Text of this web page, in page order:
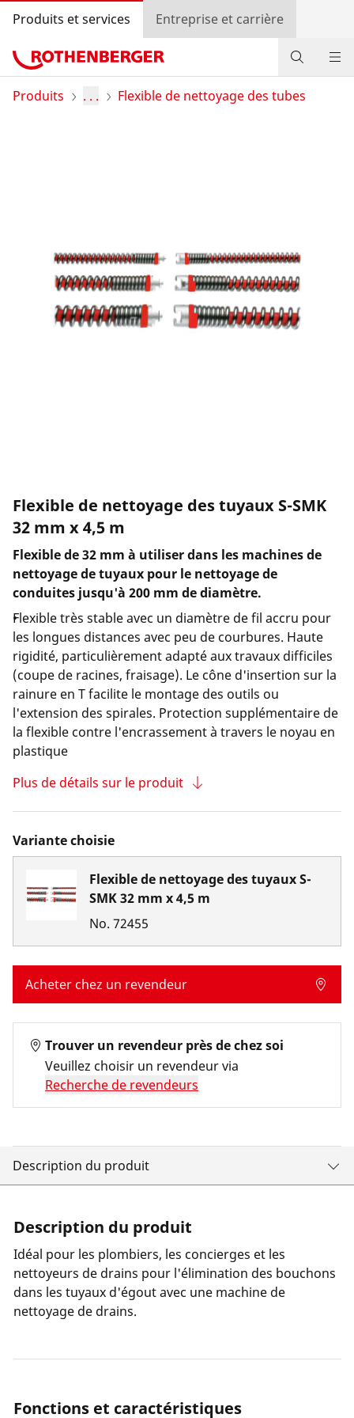
Produits et services Entreprise et carrière
Produits
Recherche de revendeurs
Connexion
Sélection du pays
Produits . . . Flexible de nettoyage des tubes
Flexible de nettoyage des tuyaux S-SMK
32 mm x 4,5 m
Flexible de 32 mm à utiliser dans les machines de
nettoyage de tuyaux pour le nettoyage de
conduites jusqu'à 200 mm de diamètre.
Flexible très stable avec un diamètre de fil accru pour
les longues distances avec peu de courbures. Haute
rigidité, particulièrement adapté aux travaux difficiles
(coupe de racines, fraisage). Le cône d'insertion sur la
rainure en T facilite le montage des outils ou
l'extension des spirales. Protection supplémentaire de
la flexible contre l'encrassement à travers le noyau en
plastique
Plus de détails sur le produit
Variante choisie
Flexible de nettoyage des tuyaux S-
SMK 32 mm x 4,5 m
No. 72455
Acheter chez un revendeur
Trouver un revendeur près de chez soi
Veuillez choisir un revendeur via
Recherche de revendeurs
Description du produit
Description du produit
Idéal pour les plombiers, les concierges et les
nettoyeurs de drains pour l'élimination des bouchons
dans les tuyaux d'égout avec une machine de
nettoyage de drains.
Fonctions et caractéristiques